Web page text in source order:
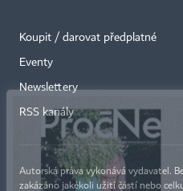
Koupit / darovat předplatné
Eventy
Newslettery
RSS kanály
Autorská práva vykonává vydavatel.
zakázáno jakékoli užití částí nebo